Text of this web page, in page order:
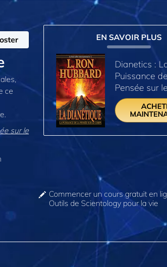
ce
sur le
EN SAVOIR PLUS
Dianetics :
Puissance
Pensée sur
Commencer un cours gratuit en
Outils de Scientology pour la vie